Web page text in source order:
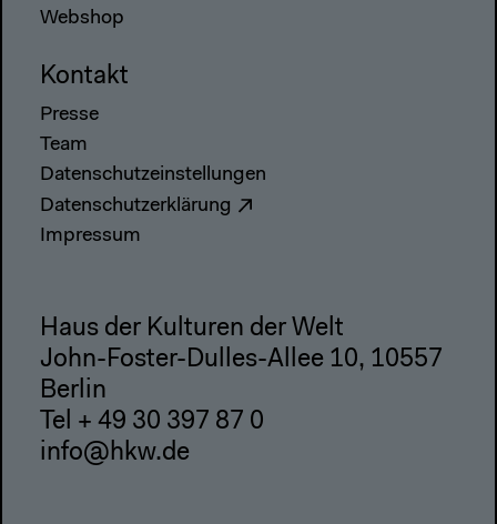
Webshop
Kontakt
Presse
Team
Datenschutzeinstellungen
Datenschutzerklärung
Impressum
Haus der Kulturen der Welt
John-Foster-Dulles-Allee 10, 10557
Berlin
Tel + 49 30 397 87 0
info@hkw.de